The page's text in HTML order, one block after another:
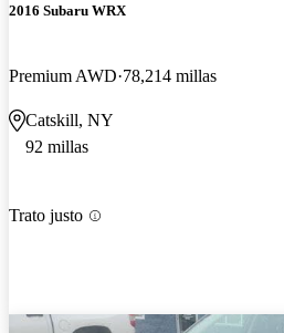
2016 Subaru WRX
Premium AWD 78,214 millas
Catskill, NY
92 millas
Trato justo